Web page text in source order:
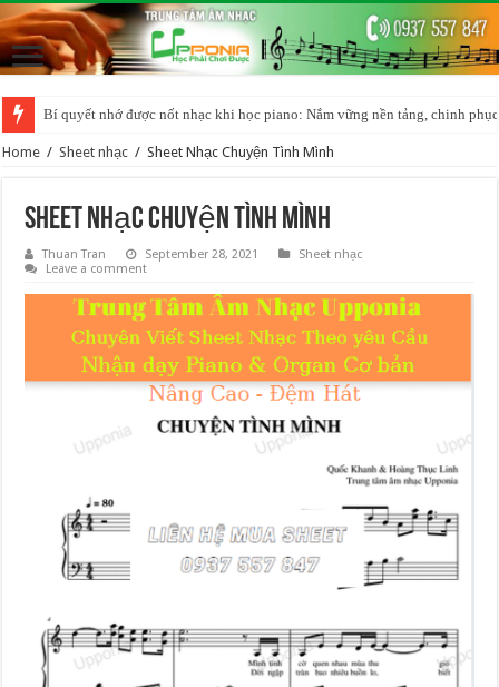
Bí quyết nhớ được nốt nhạc khi học piano: Nắm vững nền tảng, chinh
Home / Sheet nhạc / Sheet Nhạc Chuyện Tình Mình
Sheet Nhạc Chuyện Tình Mình
Thuan Tran September 28, 2021
Sheet nhạc
Leave a comment